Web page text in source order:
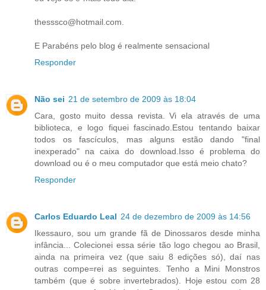
thesssco@hotmail.com.
E Parabéns pelo blog é realmente sensacional
Responder
Não sei 21 de setembro de 2009 às 18:04
Cara, gosto muito dessa revista. Vi ela através de uma
biblioteca, e logo fiquei fascinado.Estou tentando baixar
todos os fascículos, mas alguns estão dando "final
inexperado" na caixa do download.Isso é problema do
download ou é o meu computador que está meio chato?
Responder
Carlos Eduardo Leal 24 de dezembro de 2009 às 14:56
Ikessauro, sou um grande fã de Dinossaros desde minha
infância... Colecionei essa série tão logo chegou ao Brasil,
ainda na primeira vez (que saiu 8 edições só), daí nas
outras compe=rei as seguintes. Tenho a Mini Monstros
também (que é sobre invertebrados). Hoje estou com 28